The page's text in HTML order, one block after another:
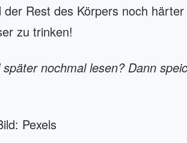
Rest des Körpers noch
zu trinken!
nochmal lesen? Dann
Pexels